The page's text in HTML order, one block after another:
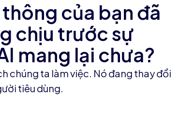
của bạn đã
chịu trước sự
mang lại chưa?
chúng ta làm việc. Nó đang thay đổi
tiêu dùng.